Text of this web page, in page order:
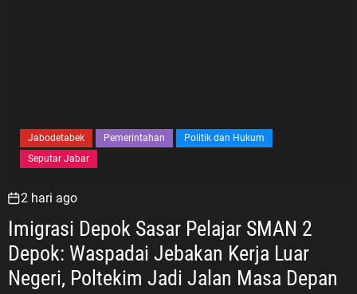
Jabodetabek Pemerintahan
Politik dan Hukum
Seputar Jabar
2 hari ago
Imigrasi Depok Sasar Pelajar SMAN 2
Depok: Waspadai Jebakan Kerja Luar